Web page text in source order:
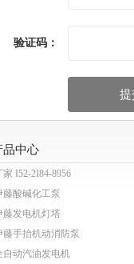
验证码：
品中心
家 I52-2I84-8956
藤酸碱化工泵
藤发电机灯塔
藤手抬机动消防泵
自动汽油发电机